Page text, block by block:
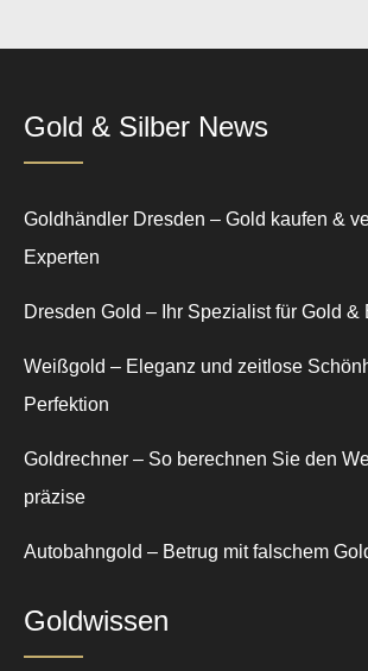
Gold & Silber News
Goldhändler Dresden – Gold kaufen &
Experten
Dresden Gold – Ihr Spezialist für Gold &
Weißgold – Eleganz und zeitlose
Perfektion
Goldrechner – So berechnen Sie den
präzise
Autobahngold – Betrug mit falschem
Goldwissen